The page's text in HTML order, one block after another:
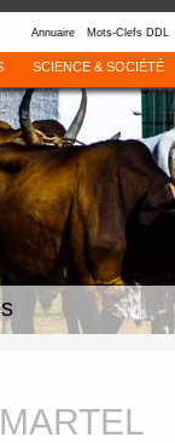
Annuaire Mots-Clefs DDL
SCIENCE & SOCIÉTÉ